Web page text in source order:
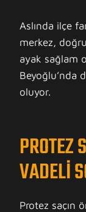
Aslında ilçe
merkez,
ayak sağlam
Beyoğlu’nda
oluyor.
PROTEZ
VADELI
Protez saçın